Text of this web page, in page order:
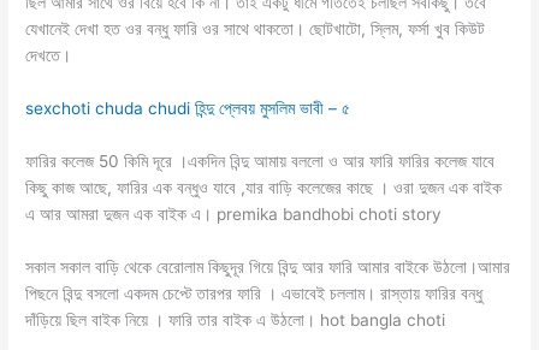
যেখানেই দেখা হত ওর বন্ধু ফারি ওর সাথে থাকতো। ছোটখাটো, স্লিম, ফর্সা খুব কিউট
দেখতে।
sexchoti chuda chudi হিন্দু প্লেবয় মুসলিম ভাবী – ৫
ফারির কলেজ 50 কিমি দূরে ।একদিন বিন্দু আমায় বললো ও আর ফারি ফারির কলেজ যাবে
কিছু কাজ আছে, ফারির এক বন্ধুও যাবে ,যার বাড়ি কলেজের কাছে । ওরা দুজন এক বাইক
এ আর আমরা দুজন এক বাইক এ। premika bandhobi choti story
সকাল সকাল বাড়ি থেকে বেরোলাম কিছুদূর গিয়ে বিন্দু আর ফারি আমার বাইকে উঠলো।আমার
পিছনে বিন্দু বসলো একদম চেপ্টে তারপর ফারি । এভাবেই চললাম। রাস্তায় ফারির বন্ধু
দাঁড়িয়ে ছিল বাইক নিয়ে । ফারি তার বাইক এ উঠলো। hot bangla choti